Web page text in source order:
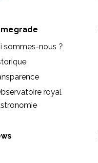
sommes-nous ?
royal